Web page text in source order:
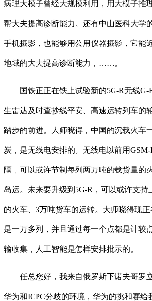
病理大模子曾经大规模利用，用大模子推
帮大夫提高诊断能力。还有中山医科大学
手机摄影，也能够用公用仪器摄影，它能
地域的大夫提高诊断能力，……。
国铁正正在铁上试验新的5G-R无线G-
生雷达及时查抄线平安、高速运转列车的
踏步的前进。大师晓得，中国的沉载火车
炭，是无线电安排的。无线电以前用GSM-
隔，可以或许节制每列两万吨的载货量的
岛运。未来要升级到5G-R，可以或许支持
的火车、3万吨货车的运转。大师晓得现
是一万多列，并且通过每一个点都是计较
输收集，人工智能是怎样安排批示的。
任总您好，我来自俄罗斯下诺夫哥罗
华为和ICPC分歧的环境，华为的挑和赛给